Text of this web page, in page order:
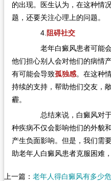
的出现。医生认为，在这种情
题，还要关注心理上的问题。
4.阻碍社交
老年白癜风患者可能会
他们担心别人会对他们的病情
有可能会导致孤独感。在这种
持续的支持，帮助他们交友，
霾。
总结来说，白癜风对于
种疾病不仅会影响他们的外貌
产生负面影响。但是，我们需
助老年人白癜风患者克服困难
上一篇： 老年人得白癜风有多少